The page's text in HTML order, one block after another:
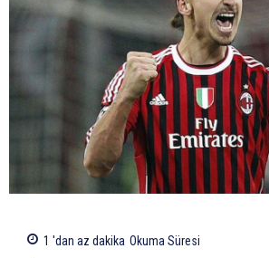
1 'dan az dakika Okuma Süresi